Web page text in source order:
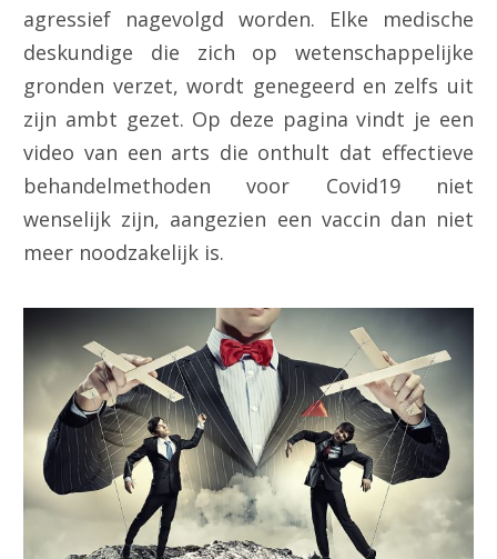
agressief nagevolgd worden. Elke medische
deskundige die zich op wetenschappelijke
gronden verzet, wordt genegeerd en zelfs uit
zijn ambt gezet. Op deze pagina vindt je een
video van een arts die onthult dat effectieve
behandelmethoden voor Covid19 niet
wenselijk zijn, aangezien een vaccin dan niet
meer noodzakelijk is.